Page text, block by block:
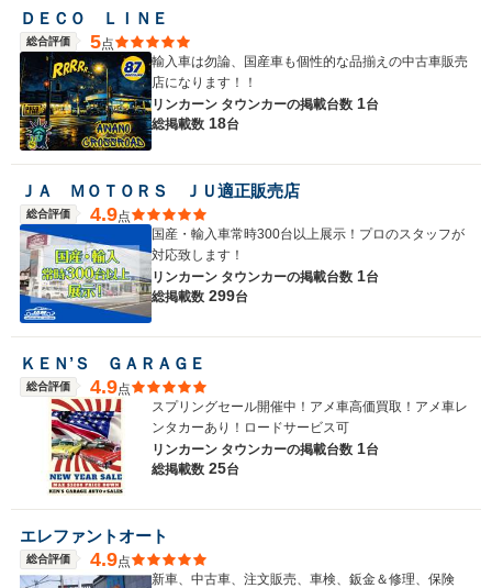
ＤＥＣＯ ＬＩＮＥ
総合評価 5点
輸入車は勿論、国産車も個性的な品揃えの中古車販売
店になります！！
リンカーン タウンカーの掲載台数 1台
総掲載数 18台
ＪＡ ＭＯＴＯＲＳ ＪＵ適正販売店
総合評価 4.9点
国産・輸入車常時300台以上展示！プロのスタッフが
対応致します！
リンカーン タウンカーの掲載台数 1台
総掲載数 299台
ＫＥＮ’Ｓ ＧＡＲＡＧＥ
総合評価 4.9点
スプリングセール開催中！アメ車高価買取！アメ車レ
ンタカーあり！ロードサービス可
リンカーン タウンカーの掲載台数 1台
総掲載数 25台
エレファントオート
総合評価 4.9点
新車、中古車、注文販売、車検、鈑金＆修理、保険